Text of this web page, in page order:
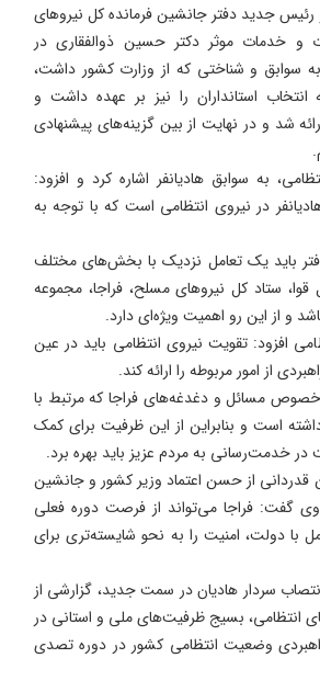
رئیس جدید دفتر جانشین فرمانده کل نیروهای
خدمات موثر دکتر حسین ذوالفقاری در
سوابق و شناختی که از وزارت کشور داشت،
استانداران را نیز بر عهده داشت و
شد و در نهایت از بین گزینه‌های پیشنهادی
به سوابق هادیانفر اشاره کرد و افزود:
در نیروی انتظامی است که با توجه به
باید یک تعامل نزدیک با بخش‌های مختلف
ستاد کل نیروهای مسلح، فراجا، مجموعه
و از این رو اهمیت ویژه‌ای دارد.
افزود: تقویت نیروی انتظامی باید در عین
از امور مربوطه را ارائه کند.
مسائل و دغدغه‌های فراجا که مرتبط با
است و بنابراین از این ظرفیت برای کمک
خدمت‌رسانی به مردم عزیز باید بهره برد.
قدردانی از حسن اعتماد وزیر کشور و جانشین
گفت: فراجا می‌تواند از فرصت دوره فعلی
با دولت، امنیت را به نحو شایسته‌تری برای
سردار هادیان در سمت جدید، گزارشی از
انتظامی، بسیج ظرفیت‌های ملی و استانی در
وضعیت انتظامی کشور در دوره تصدی